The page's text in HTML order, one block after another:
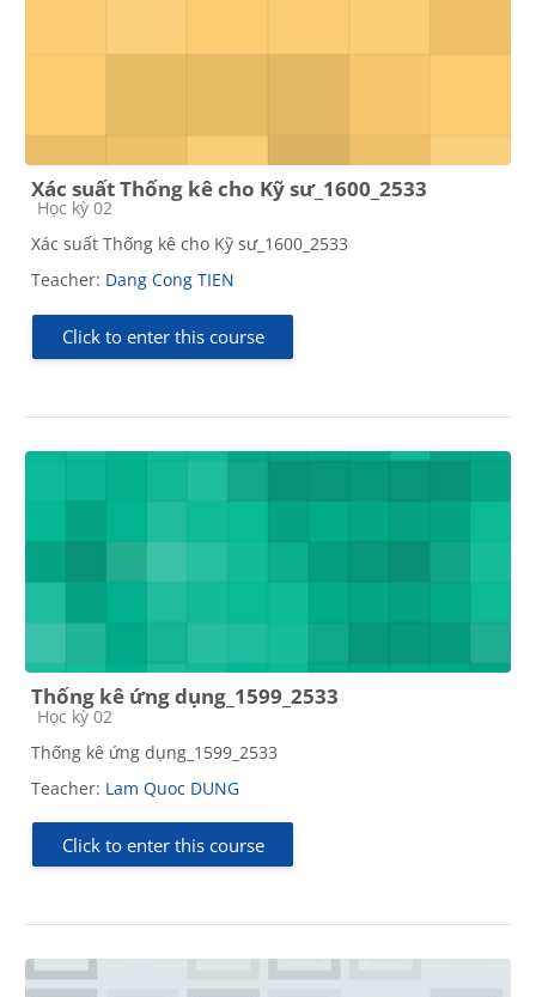
Xác suất Thống kê cho Kỹ sư_1600_2533
Course category
Học kỳ 02
Xác suất Thống kê cho Kỹ sư_1600_2533
Teacher: Dang Cong TIEN
Click to enter this course
Thống kê ứng dụng_1599_2533
Course category
Học kỳ 02
Thống kê ứng dụng_1599_2533
Teacher: Lam Quoc DUNG
Click to enter this course